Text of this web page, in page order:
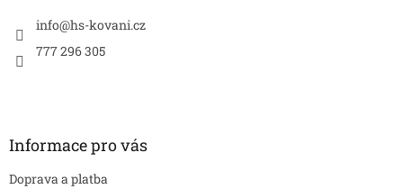
info@hs-kovani.cz
777 296 305
Informace pro vás
Doprava a platba